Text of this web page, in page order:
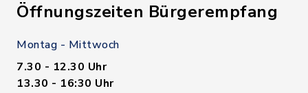
Öffnungszeiten Bürgerempfang
Montag - Mittwoch
7.30 - 12.30 Uhr
13.30 - 16:30 Uhr